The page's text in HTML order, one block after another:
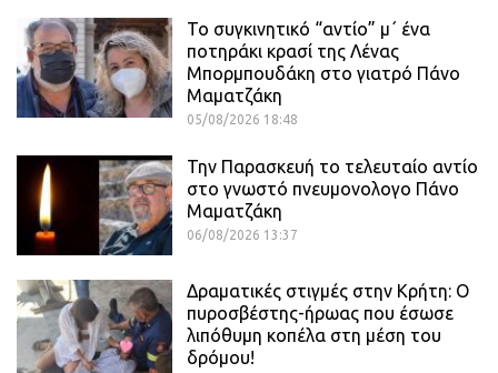
Το συγκινητικό “αντίο” μ΄ ένα
ποτηράκι κρασί της Λένας
Μπορμπουδάκη στο γιατρό Πάνο
Μαματζάκη
05/08/2026 18:48
Την Παρασκευή το τελευταίο αντίο
στο γνωστό πνευμονολογο Πάνο
Μαματζάκη
06/08/2026 13:37
Δραματικές στιγμές στην Κρήτη: Ο
πυροσβέστης-ήρωας που έσωσε
λιπόθυμη κοπέλα στη μέση του
δρόμου!